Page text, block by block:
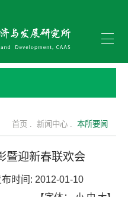
首页 . 新闻中心 . 本所要闻
暨迎新春联欢会
布时间: 2012-01-10